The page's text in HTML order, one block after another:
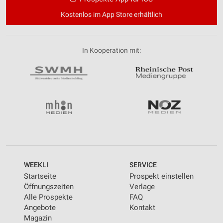
Kostenlos im App Store erhältlich
In Kooperation mit:
WEEKLI
Startseite
Öffnungszeiten
Alle Prospekte
Angebote
Magazin
SERVICE
Prospekt einstellen
Verlage
FAQ
Kontakt
Verwendung genauer Standortdaten
Geräte anhand von aktiv angeforderten
Informationen identifizieren
Notwendig
Werbung